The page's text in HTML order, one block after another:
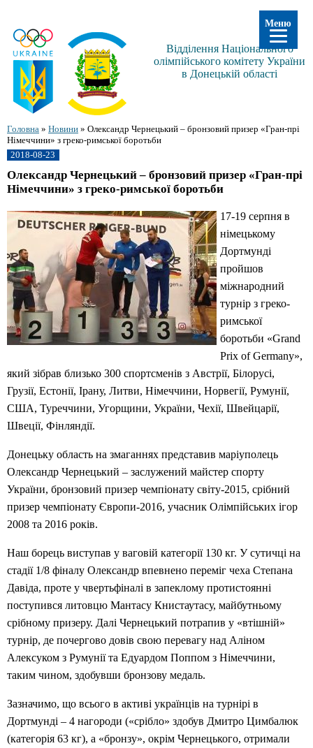
Відділення Національного
олімпійського комітету України
в Донецькій області
Головна » Новини » Олександр Чернецький – бронзовий призер «Гран-прі
Німеччини» з греко-римської боротьби
2018-08-23
Олександр Чернецький – бронзовий призер «Гран-прі
Німеччини» з греко-римської боротьби
17-19 серпня в
німецькому
Дортмунді
пройшов
міжнародний
турнір з греко-
римської
боротьби «Grand
Prix of Germany»,
який зібрав близько 300 спортсменів з Австрії, Білорусі,
Грузії, Естонії, Ірану, Литви, Німеччини, Норвегії, Румунії,
США, Туреччини, Угорщини, України, Чехії, Швейцарії,
Швеції, Фінляндії.
Донецьку область на змаганнях представив маріуполець
Олександр Чернецький – заслужений майстер спорту
України, бронзовий призер чемпіонату світу-2015, срібний
призер чемпіонату Європи-2016, учасник Олімпійських ігор
2008 та 2016 років.
Наш борець виступав у ваговій категорії 130 кг. У сутичці на
стадії 1/8 фіналу Олександр впевнено переміг чеха Степана
Давіда, проте у чвертьфіналі в запеклому протистоянні
поступився литовцю Мантасу Книстаутасу, майбутньому
срібному призеру. Далі Чернецький потрапив у «втішній»
турнір, де почергово довів свою перевагу над Аліном
Алексуком з Румунії та Едуардом Поппом з Німеччини,
таким чином, здобувши бронзову медаль.
Зазначимо, що всього в активі українців на турнірі в
Дортмунді – 4 нагороди («срібло» здобув Дмитро Цимбалюк
(категорія 63 кг), а «бронзу», окрім Чернецького, отримали
Меню